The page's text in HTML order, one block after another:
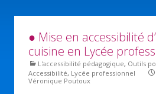
● Mise en accessibilité
cuisine en Lycée
L'accessibilité pédagogique, Outils
Accessibilité, Lycée professionnel
Véronique Poutoux